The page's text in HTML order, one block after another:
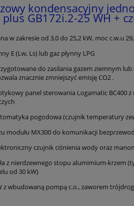
zł
1
do
kondensacyjny
plus GB172i.2-25 WH +
w zakresie od 3,0 do 25,2 kW, moc c.w.u
E (Lw, Ls) lub gaz płynny LPG
do zasilania gazem ziemnym
znacznie zmniejszyć emisję CO2 .
panel sterowania Logamatic BC400 z
pogodowa (czujnik temperatury
modułu MX300 do komunikacji
czujnik ciśnienia wody oraz
z nierdzewnego stopu alumimium-krzem
od 30 kW)
z wbudowaną pompą c.o., zaworem